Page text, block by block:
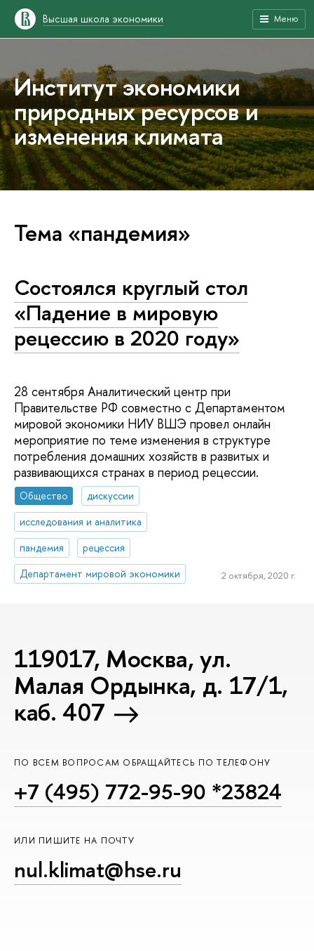
Высшая школа экономики Меню
Институт экономики
природных ресурсов и
изменения климата
Тема «пандемия»
Состоялся круглый стол
«Падение в мировую
рецессию в 2020 году»
28 сентября Аналитический центр при
Правительстве РФ совместно с Департаментом
мировой экономики НИУ ВШЭ провел онлайн
мероприятие по теме изменения в структуре
потребления домашних хозяйств в развитых и
развивающихся странах в период рецессии.
Общество
дискуссии
исследования и аналитика
пандемия
рецессия
Департамент мировой экономики
2 октября, 2020 г.
119017, Москва, ул.
Малая Ордынка, д. 17/1,
каб. 407
ПО ВСЕМ ВОПРОСАМ ОБРАЩАЙТЕСЬ ПО ТЕЛЕФОНУ
+7 (495) 772-95-90 *23824
ИЛИ ПИШИТЕ НА ПОЧТУ
nul.klimat@hse.ru